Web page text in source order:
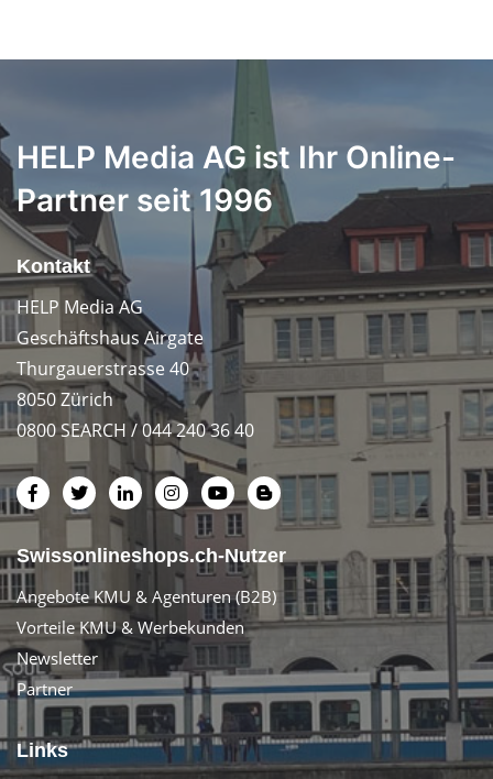
HELP Media AG ist Ihr Online-
Partner seit 1996
Kontakt
HELP Media AG
Geschäftshaus Airgate
Thurgauerstrasse 40
8050 Zürich
0800 SEARCH / 044 240 36 40
Swissonlineshops.ch-Nutzer
Angebote KMU & Agenturen (B2B)
Vorteile KMU & Werbekunden
Newsletter
Partner
Links